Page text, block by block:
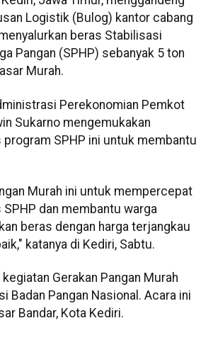
Logistik (Bulog) kantor cabang
beras Stabilisasi
Pangan (SPHP) sebanyak 5 ton
Murah.
Perekonomian Pemkot
Sukarno mengemukakan
program SPHP ini untuk membantu
Murah ini untuk mempercepat
dan membantu warga
beras dengan harga terjangkau
katanya di Kediri, Sabtu.
kegiatan Gerakan Pangan Murah
Badan Pangan Nasional. Acara ini
Bandar, Kota Kediri.